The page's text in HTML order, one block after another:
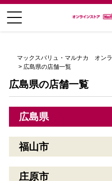
マックスバリュ・マルナカ オン
広島県の店舗一覧
広島県の店舗一覧
広島県
福山市
庄原市